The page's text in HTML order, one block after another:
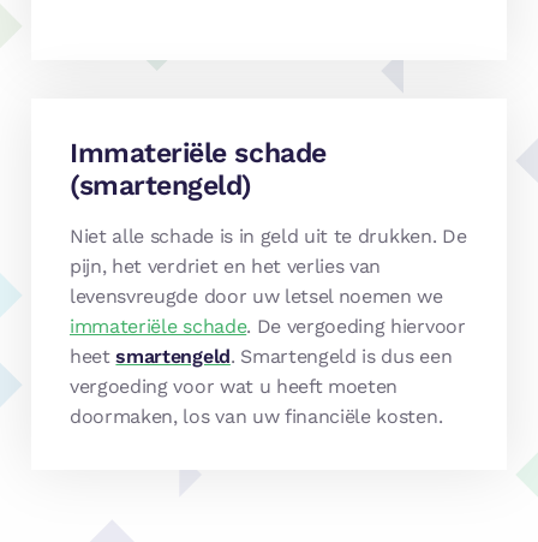
Immateriële schade
(smartengeld)
Niet alle schade is in geld uit te drukken. De
pijn, het verdriet en het verlies van
levensvreugde door uw letsel noemen we
immateriële schade. De vergoeding hiervoor
heetsmartengeld. Smartengeld is dus een
vergoeding voor wat u heeft moeten
doormaken, los van uw financiële kosten.